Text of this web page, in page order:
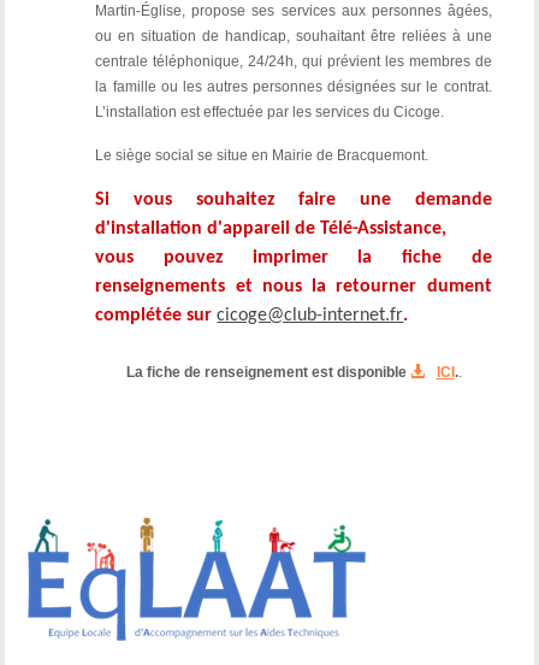
Martin-Église, propose ses services aux personnes âgées,
ou en situation de handicap, souhaitant être reliées à une
centrale téléphonique, 24/24h, qui prévient les membres de
la famille ou les autres personnes désignées sur le contrat.
L’installation est effectuée par les services du Cicoge.
Le siège social se situe en Mairie de Bracquemont.
Si vous souhaitez faire une demande
d'installation d'appareil de Télé-Assistance,
vous pouvez imprimer la fiche de
renseignements et nous la retourner dument
complétée surcicoge@club-internet.fr.
La fiche de renseignement est disponible ICI..